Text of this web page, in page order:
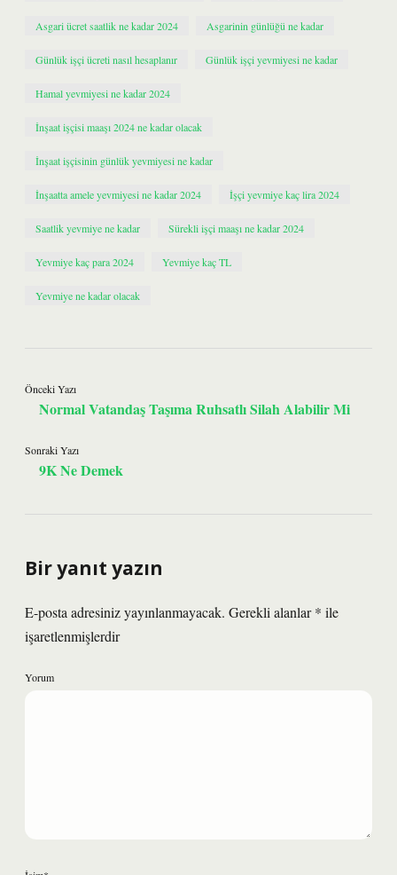
Asgari ücret saatlik ne kadar 2024 Asgarinin günlüğü ne kadar
Günlük işçi ücreti nasıl hesaplanır Günlük işçi yevmiyesi ne kadar
Hamal yevmiyesi ne kadar 2024
İnşaat işçisi maaşı 2024 ne kadar olacak
İnşaat işçisinin günlük yevmiyesi ne kadar
İnşaatta amele yevmiyesi ne kadar 2024 İşçi yevmiye kaç lira 2024
Saatlik yevmiye ne kadar Sürekli işçi maaşı ne kadar 2024
Yevmiye kaç para 2024 Yevmiye kaç TL
Yevmiye ne kadar olacak
Önceki Yazı
Normal Vatandaş Taşıma Ruhsatlı Silah Alabilir Mi
Sonraki Yazı
9K Ne Demek
Bir yanıt yazın
E-posta adresiniz yayınlanmayacak. Gerekli alanlar* ile
işaretlenmişlerdir
Yorum